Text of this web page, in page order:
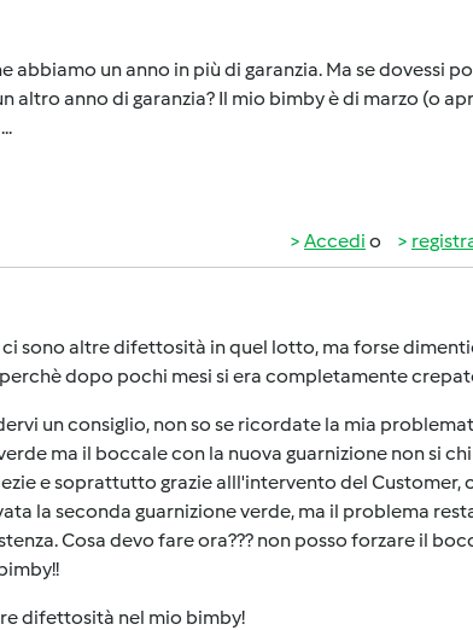
abbiamo un anno in più di garanzia. Ma se dovessi
altro anno di garanzia? Il mio bimby è di marzo (o
Accedi o
ci sono altre difettosità in quel lotto, ma forse
dopo pochi mesi si era completamente
un consiglio, non so se ricordate la mia
ma il boccale con la nuova guarnizione non si
e soprattutto grazie alll'intervento del Customer,
la seconda guarnizione verde, ma il problema
Cosa devo fare ora??? non posso forzare il
difettosità nel mio bimby!